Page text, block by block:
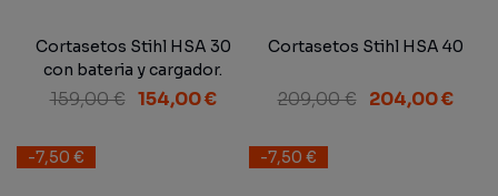
Cortasetos Stihl HSA 30
con bateria y cargador.
159,00 € 154,00 €
Cortasetos Stihl HSA 40
209,00 € 204,00 €
-7,50 € -7,50 €